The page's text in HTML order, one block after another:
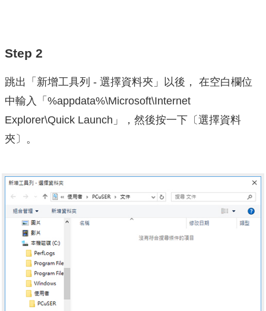
Step 2
跳出「新增工具列 - 選擇資料夾」以後， 在空白欄位
中輸入「%appdata%\Microsoft\Internet
Explorer\Quick Launch」，然後按一下〔選擇資料
夾〕。